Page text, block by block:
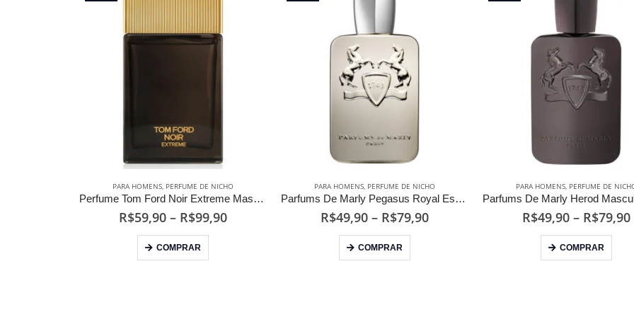
PARA HOMENS PERFUME DE NICHO
Perfume Tom Ford Noir Extreme Masculino Eau de Parfum
R$59,90 – R$99,90Faixa
COMPRAR
Este produto tem várias variantes. As opções podem ser escolhidas na página do produto
PARA HOMENS PERFUME DE NICHO
Parfums De Marly Pegasus Royal Essence Eau de Parfum
R$49,90 – R$79,90Faixa
COMPRAR
Este produto tem várias variantes. As opções podem ser escolhidas na página do produto
PARA HOMENS PERFUME DE
R$49,90 – R$79,90
COMPRAR
Este produto tem várias variantes. As opções podem ser